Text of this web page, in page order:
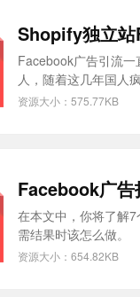
Shopify独立
Facebook广告引流
人，随着这几年国人
资源大小：575.77KB
Facebook广
在本文中，你将了解
需结果时该怎么做。
资源大小：654.82KB